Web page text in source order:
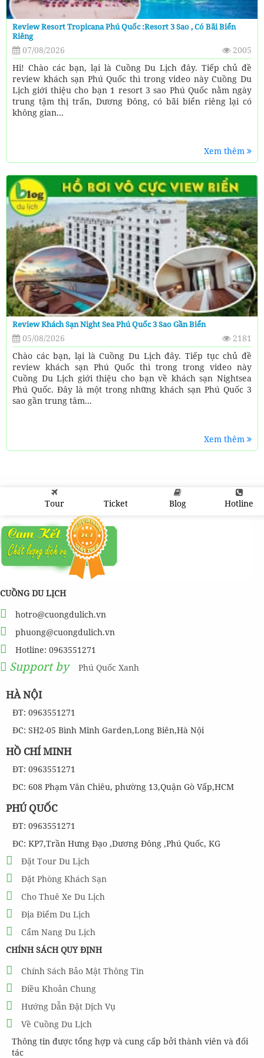
Review Resort Tropicana Phú Quốc :resort 3 Sao , Có Bãi Biển
Riêng
07/08/2026
2005
Hi! Chào các bạn, lại là Cuồng Du Lịch đây. Tiếp chủ đề
review khách sạn Phú Quốc thì trong video này Cuồng Du
Lịch giới thiệu cho bạn 1 resort 3 sao Phú Quốc nằm ngày
trung tậm thị trấn, Dương Đông, có bãi biển riêng lại có
không gian...
Xem thêm
Review Khách Sạn Night Sea Phú Quốc 3 Sao Gần Biển
05/08/2026
2181
Chào các bạn, lại là Cuồng Du Lịch đây. Tiếp tục chủ đề
review khách sạn Phú Quốc thì trong trong video này
Cuồng Du Lịch giới thiệu cho bạn về khách sạn Nightsea
Phú Quốc. Đây là một trong những khách sạn Phú Quốc 3
sao gần trung tâm...
Xem thêm
Tour Ticket Blog Hotline
CUỒNG DU LỊCH
hotro@cuongdulich.vn
phuong@cuongdulich.vn
Hotline: 0963551271
Support by Phú Quốc Xanh
HÀ NỘI
ĐT: 0963551271
ĐC: SH2-05 Bình Minh Garden,Long Biên,Hà Nội
HỒ CHÍ MINH
ĐT: 0963551271
ĐC: 608 Phạm Văn Chiêu, phường 13,Quận Gò Vấp,HCM
PHÚ QUỐC
ĐT: 0963551271
ĐC: KP7,Trần Hưng Đạo ,Dương Đông ,Phú Quốc, KG
Đặt Tour Du Lịch
Đặt Phòng Khách Sạn
Cho Thuê Xe Du Lịch
Địa Điểm Du Lịch
Cẩm Nang Du Lịch
CHÍNH SÁCH QUY ĐỊNH
Chính Sách Bảo Mật Thông Tin
Điều Khoản Chung
Hướng Dẫn Đặt Dịch Vụ
Về Cuồng Du Lịch
Thông tin được tổng hợp và cung cấp bởi thành viên và đối
tác